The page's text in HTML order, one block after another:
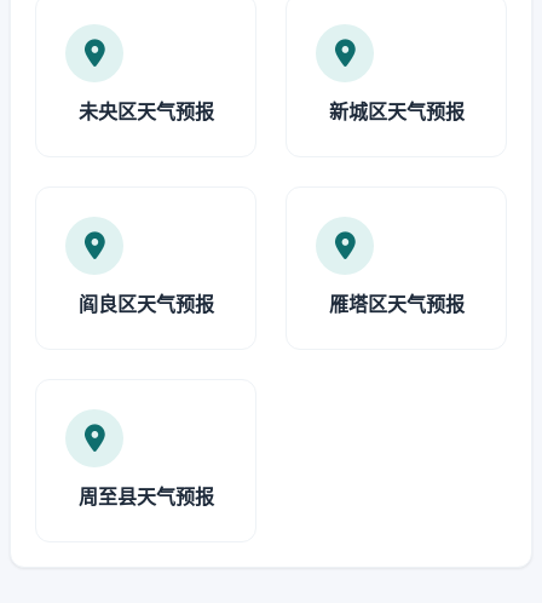
未央区天气预报 新城区天气预报
阎良区天气预报 雁塔区天气预报
周至县天气预报